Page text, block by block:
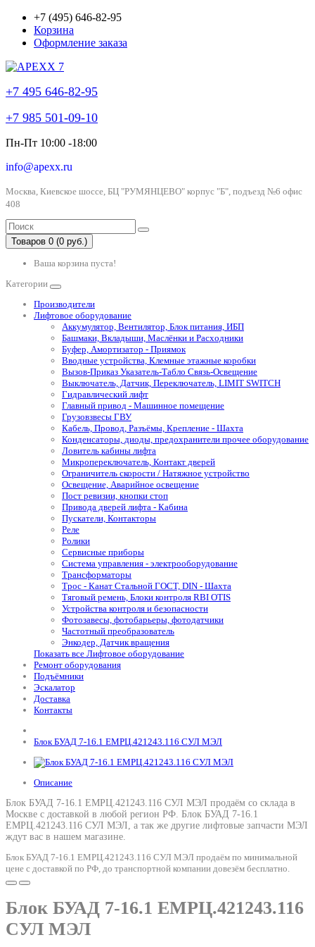
+7 (495) 646-82-95
Корзина
Оформление заказа
+7 495 646-82-95
+7 985 501-09-10
Пн-Пт 10:00 -18:00
info@apexx.ru
Москва, Киевское шоссе, БЦ "РУМЯНЦЕВО" корпус "Б", подъезд №6 офис
408
Товаров 0 (0 руб.)
Ваша корзина пуста!
Категории
Производители
Лифтовое оборудование
Аккумулятор, Вентилятор, Блок питания, ИБП
Башмаки, Вкладыши, Маслёнки и Расходники
Буфер, Амортизатор - Приямок
Вводные устройства, Клемные этажные коробки
Вызов-Приказ Указатель-Табло Связь-Освещение
Выключатель, Датчик, Переключатель, LIMIT SWITCH
Гидравлический лифт
Главный привод - Машинное помещение
Грузовзвесы ГВУ
Кабель, Провод, Разъёмы, Крепление - Шахта
Конденсаторы, диоды, предохранители прочее оборудование
Ловитель кабины лифта
Микропереключатель, Контакт дверей
Ограничитель скорости / Натяжное устройство
Освещение, Аварийное освещение
Пост ревизии, кнопки стоп
Привода дверей лифта - Кабина
Пускатели, Контакторы
Реле
Ролики
Сервисные приборы
Система управления - электрооборудование
Трансформаторы
Трос - Канат Стальной ГОСТ, DIN - Шахта
Тяговый ремень, Блоки контроля RBI OTIS
Устройства контроля и безопасности
Фотозавесы, фотобарьеры, фотодатчики
Частотный преобразователь
Энкодер, Датчик вращения
Показать все Лифтовое оборудование
Ремонт оборудования
Подъёмники
Эскалатор
Доставка
Контакты
Блок БУАД 7-16.1 ЕМРЦ.421243.116 СУЛ МЭЛ
Описание
Блок БУАД 7-16.1 ЕМРЦ.421243.116 СУЛ МЭЛ продаём со склада в
Москве с доставкой в любой регион РФ. Блок БУАД 7-16.1
ЕМРЦ.421243.116 СУЛ МЭЛ, а так же другие лифтовые запчасти МЭЛ
ждут вас в нашем магазине.
Блок БУАД 7-16.1 ЕМРЦ.421243.116 СУЛ МЭЛ продаём по минимальной
цене с доставкой по РФ, до транспортной компании довезём бесплатно.
Блок БУАД 7-16.1 ЕМРЦ.421243.116
СУЛ МЭЛ